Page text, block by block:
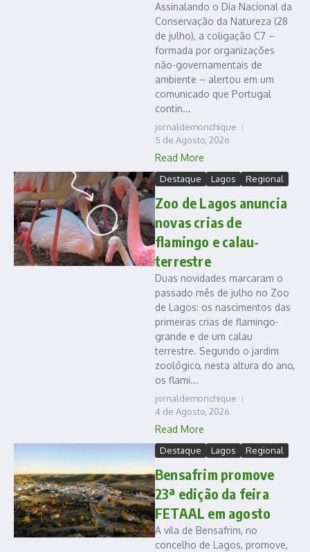
Assinalando o Dia Nacional da
Conservação da Natureza (28
de julho), a coligação C7 –
formada por organizações
não-governamentais de
ambiente – alertou em um
comunicado que Portugal
contin...
jornaldemonchique
5 de Agosto, 2026
Read More
Destaque Lagos Regional
Zoo de Lagos anuncia
novas crias de
flamingo e calau-
terrestre
Duas novidades marcaram o
passado mês de julho no Zoo
de Lagos: os nascimentos das
primeiras crias de flamingo-
grande e de um calau
terrestre. Segundo o jardim
zoológico, nesta altura do ano,
os flami...
jornaldemonchique
4 de Agosto, 2026
Read More
Destaque Lagos Regional
Bensafrim promove
23ª edição da feira
FETAAL em agosto
A vila de Bensafrim, no
concelho de Lagos, promove,